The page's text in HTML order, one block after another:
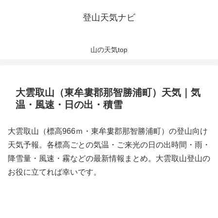
登山天気ナビ
山の天気top
大雲取山（東牟婁郡那智勝浦町）天気｜気
温・風速・日の出・積雪
大雲取山（標高966ｍ・東牟婁郡那智勝浦町）の登山向け
天気予報。各標高ごとの気温・ご来光の日の出時間・雨・
降雪量・風速・霧などの最新情報まとめ。大雲取山登山の
お役に立てれば幸いです。